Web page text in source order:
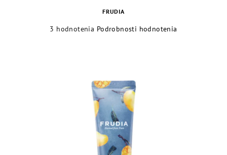
FRUDIA
3 hodnotenia Podrobnosti hodnotenia